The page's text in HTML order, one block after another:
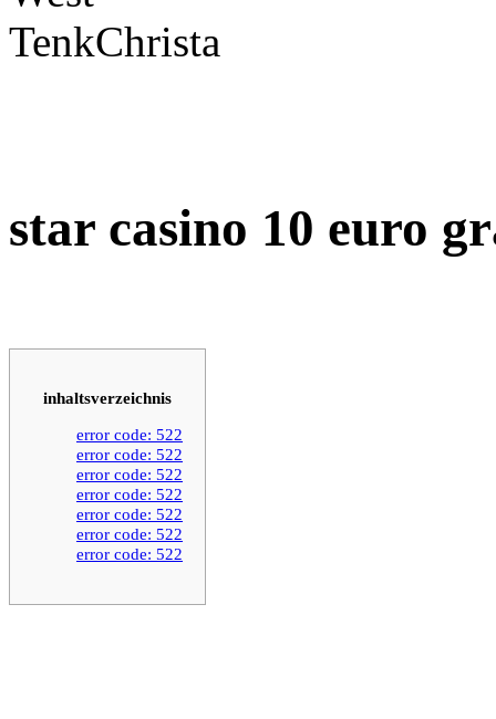
star casino 10 euro
inhaltsverzeichnis
error code: 522
error code: 522
error code: 522
error code: 522
error code: 522
error code: 522
error code: 522